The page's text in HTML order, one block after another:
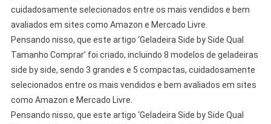
cuidadosamente selecionados entre os mais vendidos e bem
avaliados em sites como Amazon e Mercado Livre.
Pensando nisso, que este artigo ‘Geladeira Side by Side Qual
Tamanho Comprar’ foi criado, incluindo 8 modelos de geladeiras
side by side, sendo 3 grandes e 5 compactas, cuidadosamente
selecionados entre os mais vendidos e bem avaliados em sites
como Amazon e Mercado Livre.
Pensando nisso, que este artigo ‘Geladeira Side by Side Qual